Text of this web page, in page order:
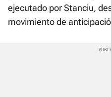
ejecutado por Stanciu,
movimiento de